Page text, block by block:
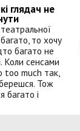
глядач не
то хочу
багато не
Коли сенсами
too much так,
Тож
багато і